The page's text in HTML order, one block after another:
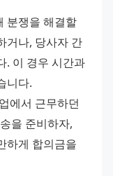
분쟁을 해결할
거나, 당사자 간
. 이 경우 시간과
니다.
에서 근무하던
을 준비하자,
하게 합의금을